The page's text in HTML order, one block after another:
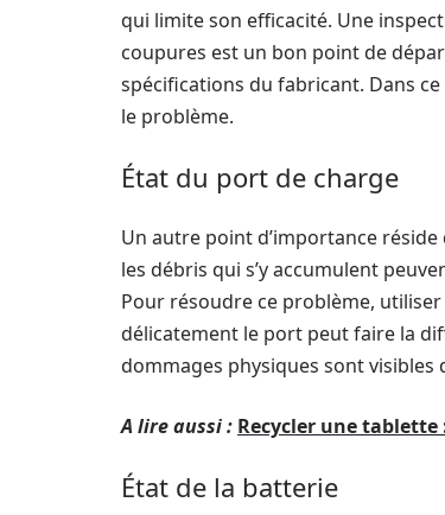
qui limite son efficacité. Une
coupures est un bon point de
spécifications du fabricant. Dans
le problème.
État du port de charge
Un autre point d’importance
les débris qui s’y accumulent
Pour résoudre ce problème,
délicatement le port peut faire la
dommages physiques sont
A lire aussi : Recycler une
État de la batterie